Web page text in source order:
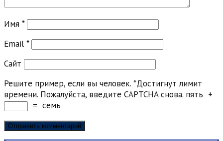
Имя *
Email *
Сайт
Решите пример, если вы человек. *Достигнут лимит
времени. Пожалуйста, введите CAPTCHA снова. пять +
= семь